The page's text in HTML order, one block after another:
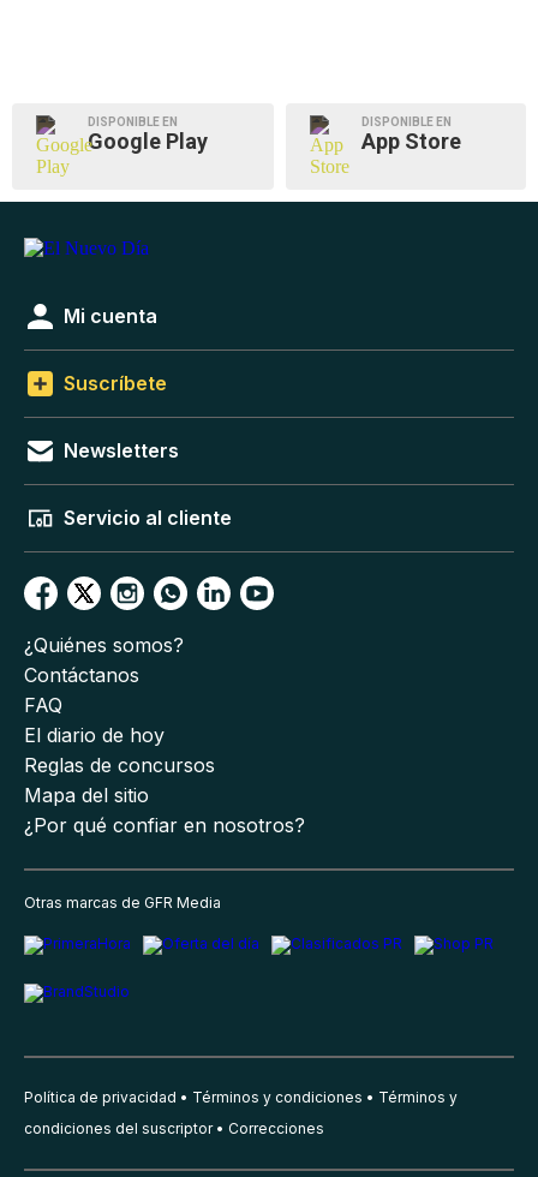
DISPONIBLE EN
Google Play
DISPONIBLE EN
App Store
Mi cuenta
Suscríbete
Newsletters
Servicio al cliente
¿Quiénes somos?
Contáctanos
FAQ
El diario de hoy
Reglas de concursos
Mapa del sitio
¿Por qué confiar en nosotros?
Otras marcas de GFR Media
Política de privacidad Términos y condiciones
Términos y
condiciones del suscriptor
Correcciones